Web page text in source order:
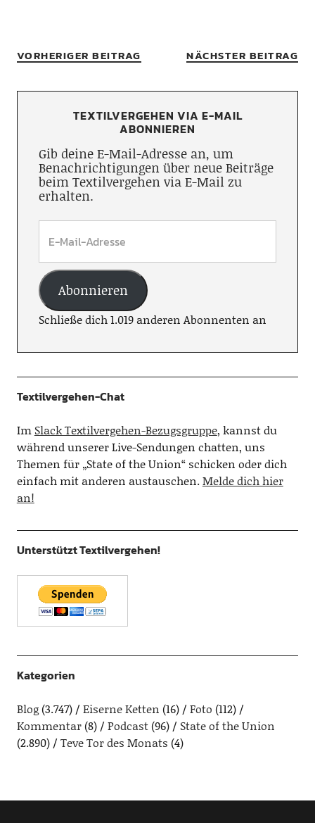
VORHERIGER BEITRAG NÄCHSTER BEITRAG
TEXTILVERGEHEN VIA E-MAIL
ABONNIEREN
Gib deine E-Mail-Adresse an, um
Benachrichtigungen über neue Beiträge
beim Textilvergehen via E-Mail zu
erhalten.
Abonnieren
Schließe dich 1.019 anderen Abonnenten an
Textilvergehen-Chat
Im Slack Textilvergehen-Bezugsgruppe, kannst du
während unserer Live-Sendungen chatten, uns
Themen für „State of the Union“ schicken oder dich
einfach mit anderen austauschen.Melde dich hier
an!
Unterstützt Textilvergehen!
Kategorien
Blog(3.747) Eiserne Ketten (16) Foto (112)
Kommentar(8) Podcast(96)
State of the Union
(2.890)
Teve Tor des Monats (4)